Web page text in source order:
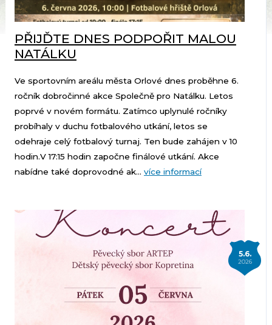
PŘIJĎTE DNES PODPOŘIT MALOU
NATÁLKU
Ve sportovním areálu města Orlové dnes proběhne 6.
ročník dobročinné akce Společně pro Natálku. Letos
poprvé v novém formátu. Zatímco uplynulé ročníky
probíhaly v duchu fotbalového utkání, letos se
odehraje celý fotbalový turnaj. Ten bude zahájen v 10
hodin.V 17:15 hodin započne finálové utkání. Akce
nabídne také doprovodné ak... více informací
5.6.
2026